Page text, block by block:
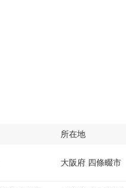
所在地
大阪府 四條畷市